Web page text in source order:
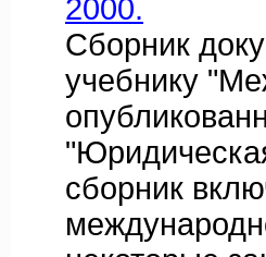
2000.
Сборник
учебнику
сборник